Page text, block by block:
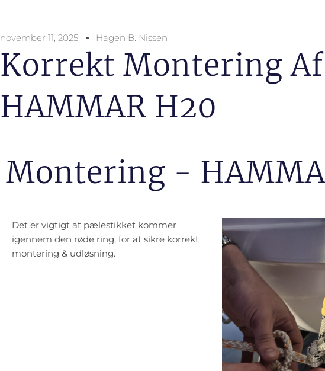
november 11, 2025 Hagen B. Nissen
Korrekt Montering Af
HAMMAR H20
Montering -
Det er vigtigt at pælestikket kommer
igennem den røde ring, for at sikre korrekt
montering & udløsning.